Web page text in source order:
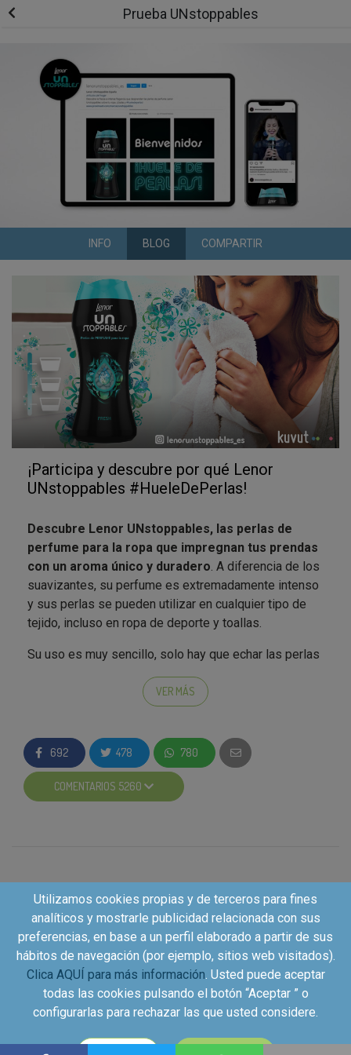
Prueba UNstoppables
INFO BLOG COMPARTIR
¡Participa y descubre por qué Lenor
UNstoppables #HueleDePerlas!
Descubre Lenor UNstoppables, las perlas de
perfume para la ropa que impregnan tus prendas
con un aroma único y duradero . A diferencia de los
suavizantes, su perfume es extremadamente intenso
y sus perlas se pueden utilizar en cualquier tipo de
tejido, incluso en ropa de deporte y toallas.
Su uso es muy sencillo, solo hay que echar las perlas
de una explosión de perfume!
UNstoppablesgratis en casa si eres de los 1.250
premiados.
Paraparticiparsolo tienes que seguir 3 sencillos
en Instagramdesde la acción que tienes en la
campaña de Kuvut.
Deja un comentario en el blogdesde la zona
de actividades.
Recuerda que solo por inscribirte y hacer estas dos
sencillas acciones ya conseguirás puntos para
mejorar tu perfil de Kuvut y tener más oportunidades
VER MÁS
692 478 780
COMENTARIOS 5260
Copyright©2026 - Kuvut - All rights reserved, Calle Iriarte
Utilizamos cookies propias y de terceros para fines
analíticos y mostrarle publicidad relacionada con sus
preferencias, en base a un perfil elaborado a partir de sus
hábitos de navegación (por ejemplo, sitios web visitados).
Clica AQUÍ para más información. Usted puede aceptar
todas las cookies pulsando el botón “Aceptar ” o
configurarlas para rechazar las que usted considere.